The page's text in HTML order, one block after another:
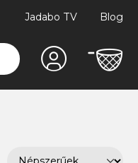
Jadabo TV Blog